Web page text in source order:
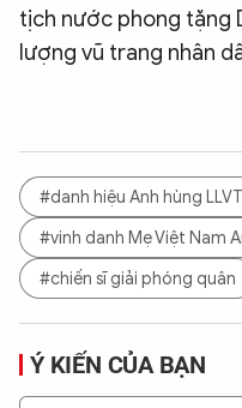
tịch nước phong tặng
lượng vũ trang nhân
#danh hiệu Anh hùng
#vinh danh Mẹ Việt Nam
#chiến sĩ giải phóng quân
Ý KIẾN CỦA BẠN